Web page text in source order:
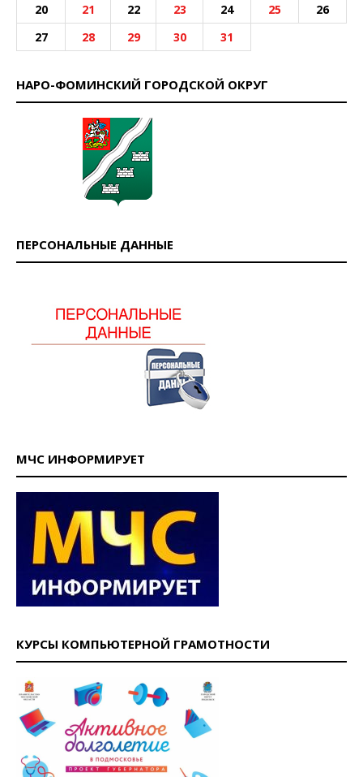
20
21 22 23 24 25
26
27
28 29 30 31
НАРО-ФОМИНСКИЙ ГОРОДСКОЙ ОКРУГ
ПЕРСОНАЛЬНЫЕ ДАННЫЕ
МЧС ИНФОРМИРУЕТ
КУРСЫ КОМПЬЮТЕРНОЙ ГРАМОТНОСТИ